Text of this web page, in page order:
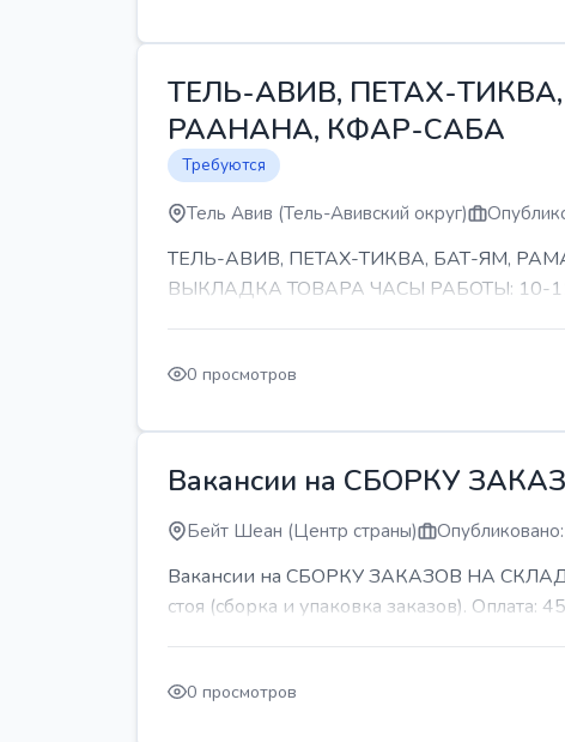
ТЕЛЬ-АВИВ, ПЕТАХ-
РААНАНА, КФАР-САБА
Требуются
Тель Авив (Тель-Авивский округ)
ТЕЛЬ-АВИВ, ПЕТАХ-ТИКВА, БАТ-ЯМ,
ВЫКЛАДКА ТОВАРА ЧАСЫ РАБОТЫ: 10-11
0 просмотров
Вакансии на СБОРКУ
Бейт Шеан (Центр страны)
Вакансии на СБОРКУ ЗАКАЗОВ НА СКЛАДЕ:
стоя (сборка и упаковка заказов). Оплата:
0 просмотров